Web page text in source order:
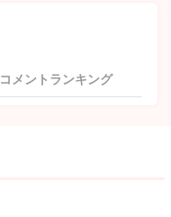
コメントランキング